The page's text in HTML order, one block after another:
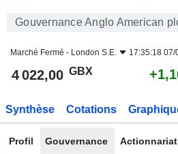
Gouvernance Anglo American
Marché Fermé - London S.E. 17:35:18 07/
4 022,00 GBX
Synthèse Cotations
Profil Gouvernance Actionnariat